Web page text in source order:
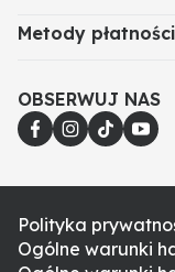
Metody płatności
OBSERWUJ NAS
Polityka
Ogólne warunki